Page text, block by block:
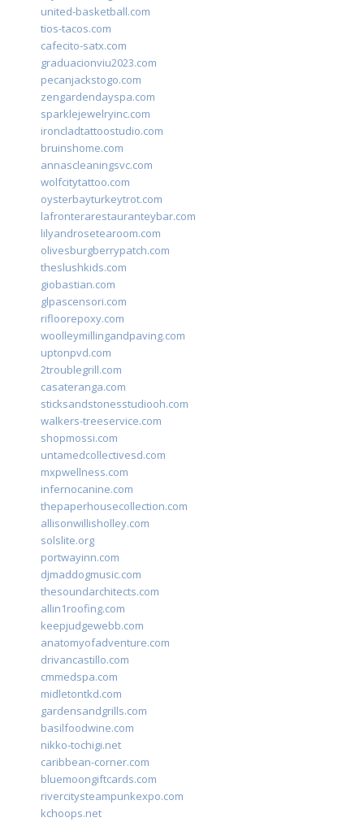
united-basketball.com
tios-tacos.com
cafecito-satx.com
graduacionviu2023.com
pecanjackstogo.com
zengardendayspa.com
sparklejewelryinc.com
ironcladtattoostudio.com
bruinshome.com
annascleaningsvc.com
wolfcitytattoo.com
oysterbayturkeytrot.com
lafronterarestauranteybar.com
lilyandrosetearoom.com
olivesburgberrypatch.com
theslushkids.com
giobastian.com
glpascensori.com
rifloorepoxy.com
woolleymillingandpaving.com
uptonpvd.com
2troublegrill.com
casateranga.com
sticksandstonesstudiooh.com
walkers-treeservice.com
shopmossi.com
untamedcollectivesd.com
mxpwellness.com
infernocanine.com
thepaperhousecollection.com
allisonwillisholley.com
solslite.org
portwayinn.com
djmaddogmusic.com
thesoundarchitects.com
allin1roofing.com
keepjudgewebb.com
anatomyofadventure.com
drivancastillo.com
cmmedspa.com
midletontkd.com
gardensandgrills.com
basilfoodwine.com
nikko-tochigi.net
caribbean-corner.com
bluemoongiftcards.com
rivercitysteampunkexpo.com
kchoops.net